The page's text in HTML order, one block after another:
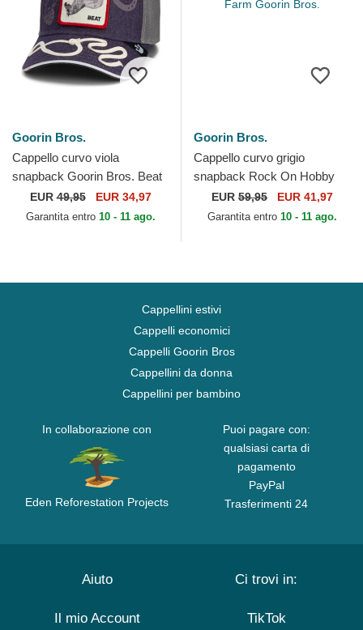
Goorin Bros.
Cappello curvo viola
snapback Goorin Bros. Beat
Dead Horse Horse Play The
Farm Purple Hat The...
EUR49,95 EUR 34,97
Garantita entro 10 - 11 ago.
Goorin Bros.
Cappello curvo grigio
snapback Rock On Hobby
Horse Happy Thoughts The
Farm Goorin Bros.
EUR 59,95 EUR 41,97
Garantita entro 10 - 11 ago.
Cappellini estivi
Cappelli economici
Cappelli Goorin Bros
Cappellini da donna
Cappellini per bambino
In collaborazione con
Eden Reforestation Projects
Puoi pagare con:
qualsiasi carta di
pagamento
PayPal
Trasferimenti 24
Aiuto
Il mio Account
Ci trovi in:
TikTok